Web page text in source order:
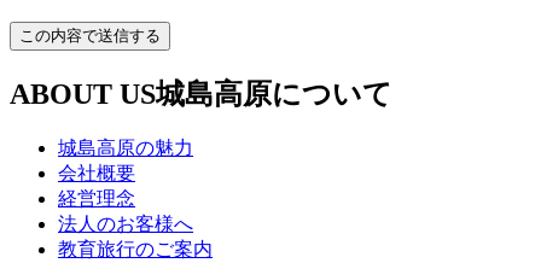
ABOUT US城島高原について
城島高原の魅力
会社概要
経営理念
法人のお客様へ
教育旅行のご案内